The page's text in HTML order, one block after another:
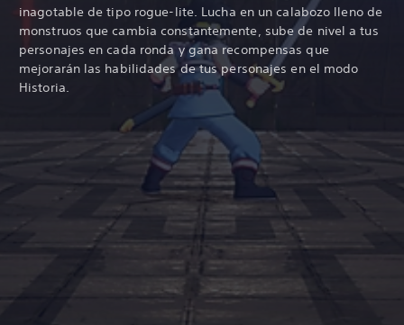
inagotable de tipo rogue-lite. Lucha en un calabozo lleno de
monstruos que cambia constantemente, sube de nivel a tus
personajes en cada ronda y gana recompensas que
mejorarán las habilidades de tus personajes en el modo
Historia.